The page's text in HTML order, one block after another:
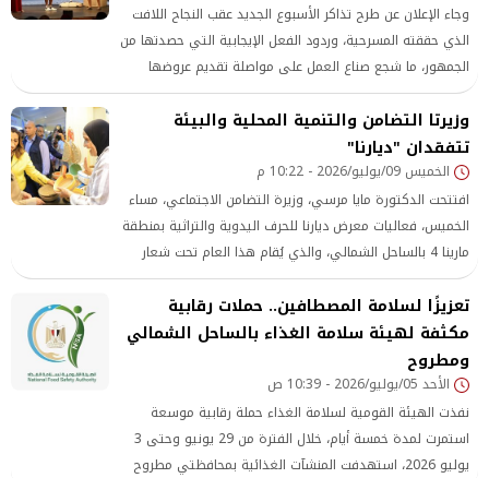
وجاء الإعلان عن طرح تذاكر الأسبوع الجديد عقب النجاح اللافت
الذي حققته المسرحية، وردود الفعل الإيجابية التي حصدتها من
الجمهور، ما شجع صناع العمل على مواصلة تقديم عروضها
ضمن موسم الصيف، في ظل ما تقدمه من أجواء كوميدية
ومواقف طريفة جذبت قطاعًا واسعًا من الجمهور
وزيرتا التضامن والتنمية المحلية والبيئة
تتفقدان "ديارنا"
الخميس 09/يوليو/2026 - 10:22 م
افتتحت الدكتورة مايا مرسي، وزيرة التضامن الاجتماعي، مساء
الخميس، فعاليات معرض ديارنا للحرف اليدوية والتراثية بمنطقة
مارينا 4 بالساحل الشمالي، والذي يُقام هذا العام تحت شعار
مصر بتتكلم حرفي ،
تعزيزًا لسلامة المصطافين.. حملات رقابية
مكثفة لهيئة سلامة الغذاء بالساحل الشمالي
ومطروح
الأحد 05/يوليو/2026 - 10:39 ص
نفذت الهيئة القومية لسلامة الغذاء حملة رقابية موسعة
استمرت لمدة خمسة أيام، خلال الفترة من 29 يونيو وحتى 3
يوليو 2026، استهدفت المنشآت الغذائية بمحافظتي مطروح